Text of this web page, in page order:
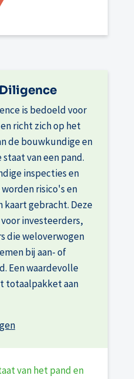
is bedoeld voor
richt zich op het
de bouwkundige en
van een pand.
inspecties en
risico's en
gebracht. Deze
investeerders,
die weloverwogen
bij aan- of
Een waardevolle
totaalpakket aan
van het pand en